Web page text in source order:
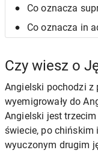
Co oznacza
Co oznacza in
Czy wiesz o
Angielski pochodzi z
wyemigrowały do
Angielski jest
świecie, po
wyuczonym drugim